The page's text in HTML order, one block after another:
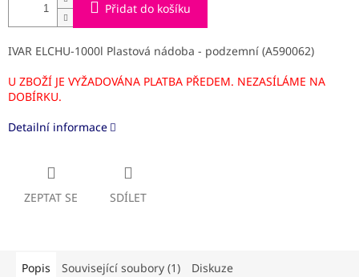
Přidat do košíku
IVAR ELCHU-1000l Plastová nádoba - podzemní (A590062)
U ZBOŽÍ JE VYŽADOVÁNA PLATBA PŘEDEM. NEZASÍLÁME NA
DOBÍRKU.
Detailní informace
ZEPTAT SE SDÍLET
Popis Související soubory (1) Diskuze